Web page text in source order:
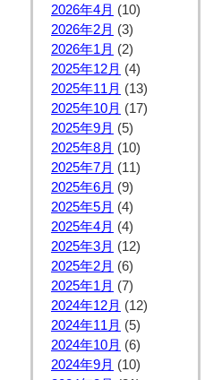
2026年4月 (10)
2026年2月 (3)
2026年1月 (2)
2025年12月 (4)
2025年11月 (13)
2025年10月 (17)
2025年9月 (5)
2025年8月 (10)
2025年7月 (11)
2025年6月 (9)
2025年5月 (4)
2025年4月 (4)
2025年3月 (12)
2025年2月 (6)
2025年1月 (7)
2024年12月 (12)
2024年11月 (5)
2024年10月 (6)
2024年9月 (10)